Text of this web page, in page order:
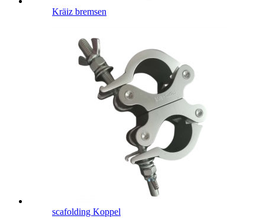
Kräiz bremsen
scafolding Koppel